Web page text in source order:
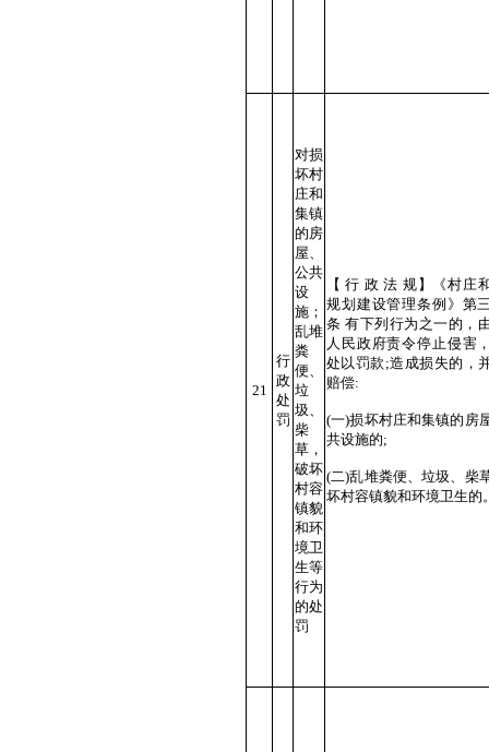
21
行
政
处
罚
对损
坏村
庄和
集镇
的房
屋、
公共
设
施；
乱堆
粪
便、
垃
圾、
柴
草，
破坏
村容
镇貌
和环
境卫
生等
行为
的处
罚
【 行 政 法 规】《村庄
规划建设管理条例》第
条 有下列行为之一的，
人民政府责令停止侵害
处以罚款;造成损失的，
赔偿:
(一)损坏村庄和集镇的房
共设施的;
(二)乱堆粪便、垃圾、柴
坏村容镇貌和环境卫生的